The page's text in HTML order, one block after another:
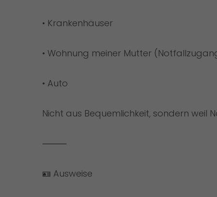
• Krankenhäuser
• Wohnung meiner Mutter
• Auto
Nicht aus Bequemlichkeit, sondern weil
⸻
🪪 Ausweise